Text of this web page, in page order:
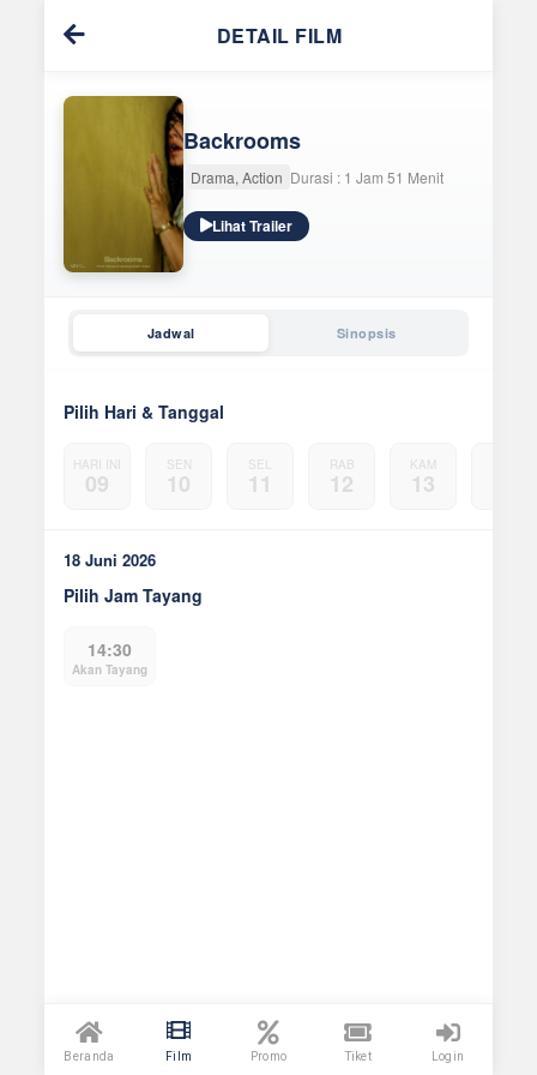
DETAIL FILM
Backrooms
Drama, Action Durasi : 1 Jam 51 Menit
Lihat Trailer
Jadwal Sinopsis
Pilih Hari & Tanggal
HARI INI
09
SEN
10
SEL
11
RAB
12
KAM
13
18 Juni 2026
Pilih Jam Tayang
14:30
Akan Tayang
Beranda Film Promo Tiket Login